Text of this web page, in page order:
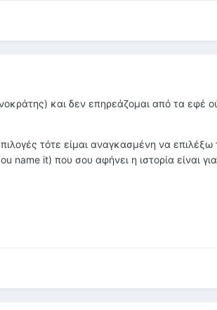
και δεν επηρεάζομαι από τα εφέ
τότε είμαι αναγκασμένη να
name it) που σου αφήνει η ιστορία είναι